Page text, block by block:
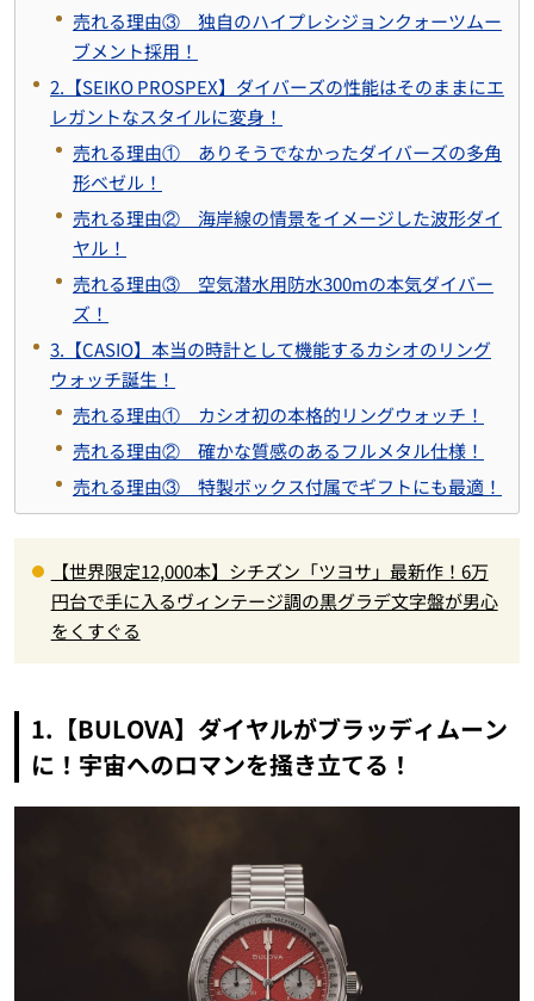
売れる理由③ 独自のハイプレシジョンクォーツムー
ブメント採用！
2.【SEIKO PROSPEX】ダイバーズの性能はそのままにエ
レガントなスタイルに変身！
売れる理由① ありそうでなかったダイバーズの多角
形ベゼル！
売れる理由② 海岸線の情景をイメージした波形ダイ
ヤル！
売れる理由③ 空気潜水用防水300mの本気ダイバー
ズ！
3.【CASIO】本当の時計として機能するカシオのリング
ウォッチ誕生！
売れる理由① カシオ初の本格的リングウォッチ！
売れる理由② 確かな質感のあるフルメタル仕様！
売れる理由③ 特製ボックス付属でギフトにも最適！
【世界限定12,000本】シチズン「ツヨサ」最新作！6万
円台で手に入るヴィンテージ調の黒グラデ文字盤が男心
をくすぐる
1.【BULOVA】ダイヤルがブラッディムーン
に！宇宙へのロマンを掻き立てる！